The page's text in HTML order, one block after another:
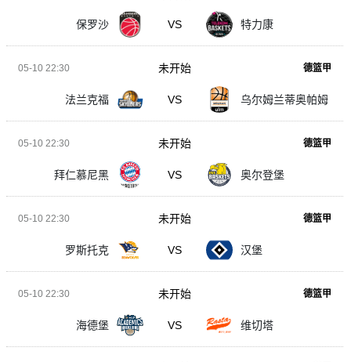
保罗沙 VS 特力康
05-10 22:30 德篮甲
法兰克福 VS 乌尔姆兰蒂奥帕姆
未开始
05-10 22:30 德篮甲
拜仁慕尼黑 VS 奥尔登堡
未开始
05-10 22:30 德篮甲
罗斯托克 VS 汉堡
未开始
05-10 22:30 德篮甲
海德堡 VS 维切塔
未开始